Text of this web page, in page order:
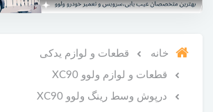
خانه قطعات و لوازم یدکی
قطعات و لوازم ولوو XC90
درپوش وسط رینگ ولوو XC90